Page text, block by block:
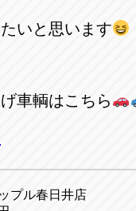
いと思います
車輌はこちら
プル春日井店